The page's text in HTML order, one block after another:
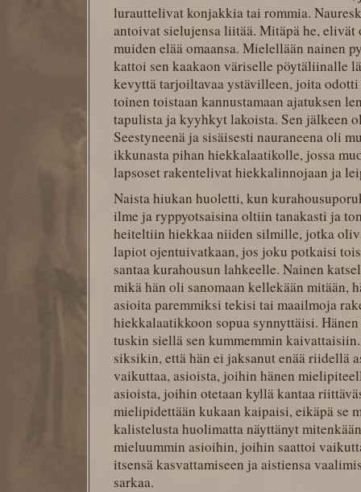
lurauttelivat konjakkia tai rommia.
antoivat sielujensa liitää. Mitäpä he, elivät
muiden elää omaansa. Mielellään nainen
kattoi sen kaakaon väriselle pöytäliinalle
kevyttä tarjoiltavaa ystävilleen, joita
toinen toistaan kannustamaan ajatuksen
tapulista ja kyyhkyt lakoista. Sen jälkeen
Seestyneenä ja sisäisesti nauraneena oli
ikkunasta pihan hiekkalaatikolle, jossa
lapsoset rakentelivat hiekkalinnojaan ja
Naista hiukan huoletti, kun
ilme ja ryppyotsaisina oltiin tanakasti ja
heiteltiin hiekkaa niiden silmille, jotka
lapiot ojentuivatkaan, jos joku potkaisi
santaa kurahousun lahkeelle. Nainen
mikä hän oli sanomaan kellekään mitään,
asioita paremmiksi tekisi tai maailmoja
hiekkalaatikkoon sopua synnyttäisi.
tuskin siellä sen kummemmin
siksikin, että hän ei jaksanut enää riidellä
vaikuttaa, asioista, joihin hänen
asioista, joihin otetaan kyllä kantaa
mielipidettään kukaan kaipaisi, eikäpä se
kalistelusta huolimatta näyttänyt
mieluummin asioihin, joihin saattoi
itsensä kasvattamiseen ja aistiensa
sarkaa.